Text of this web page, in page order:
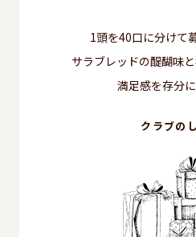
1頭を40口に分けて
サラブレッドの醍醐味
満足感を存分に
クラブの